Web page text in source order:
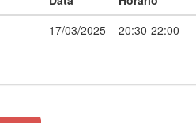
17/03/2025 20:30-22:00